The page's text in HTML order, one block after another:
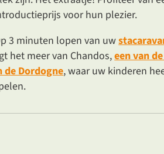
voor hun plezier.
3 minuten lopen van uw
het meer van Chandos,een van
de Dordogne, waar uw kinderen